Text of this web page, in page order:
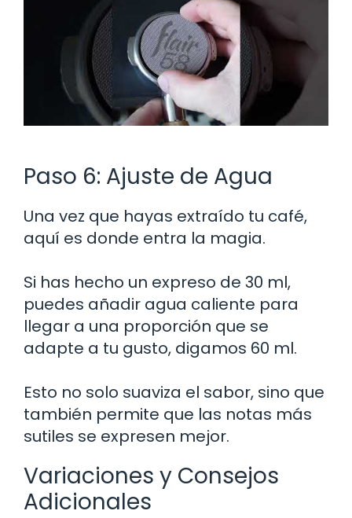
Paso 6: Ajuste de Agua
Una vez que hayas extraído tu café,
aquí es donde entra la magia.
Si has hecho un expreso de 30 ml,
puedes añadir agua caliente para
llegar a una proporción que se
adapte a tu gusto, digamos 60 ml.
Esto no solo suaviza el sabor, sino que
también permite que las notas más
sutiles se expresen mejor.
Variaciones y Consejos
Adicionales